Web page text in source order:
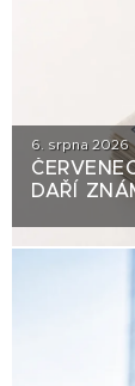
6. srpna 2026
DAŘÍ